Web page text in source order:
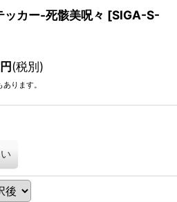
カー-死骸美呪々 [SIGA-S-
円(税別)
ります。